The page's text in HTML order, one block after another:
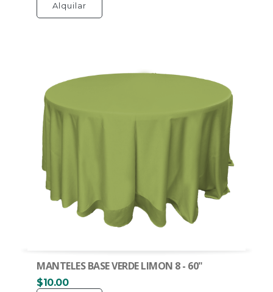
Alquilar
MANTELES BASE VERDE LIMON 8 - 60"
$10.00